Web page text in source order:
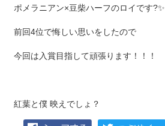
ポメラニアン×豆柴ハーフのロイです?✨
前回4位で悔しい思いをしたので
今回は入賞目指して頑張ります！！！
紅葉と僕 映えでしょ？